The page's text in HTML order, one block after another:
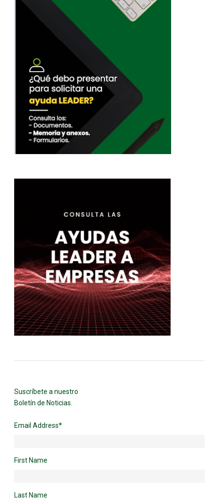
Suscríbete a nuestro
Boletín de Noticias.
Email Address*
First Name
Last Name